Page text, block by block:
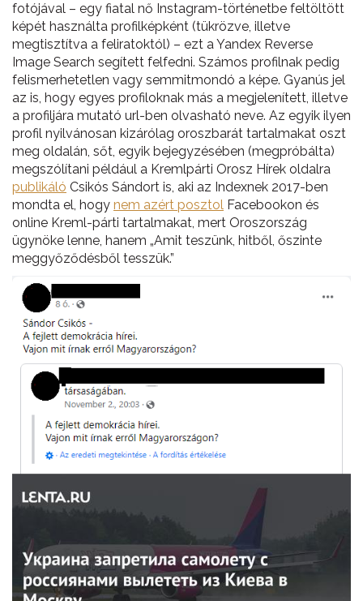
fotójával – egy fiatal nő Instagram-történetbe feltöltött
képét használta profilképként (tükrözve, illetve
megtisztítva a feliratoktól) – ezt a Yandex Reverse
Image Search segített felfedni. Számos profilnak pedig
felismerhetetlen vagy semmitmondó a képe. Gyanús jel
az is, hogy egyes profiloknak más a megjelenített, illetve
a profiljára mutató url-ben olvasható neve. Az egyik ilyen
profil nyilvánosan kizárólag oroszbarát tartalmakat oszt
meg oldalán, sőt, egyik bejegyzésében (megpróbálta)
megszólítani például a Kremlpárti Orosz Hírek oldalra
publikáló Csikós Sándort is, aki az Indexnek 2017-ben
mondta el, hogy nem azért posztol Facebookon és
online Kreml-párti tartalmakat, mert Oroszország
ügynöke lenne, hanem „Amit teszünk, hitből, őszinte
meggyőződésből tesszük.”